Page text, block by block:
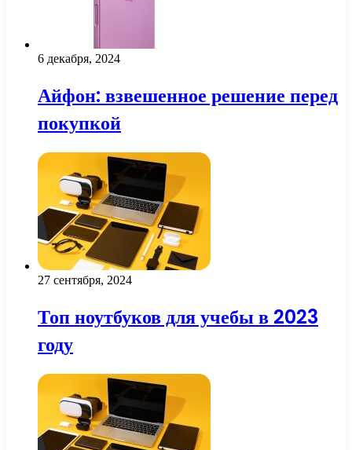
6 декабря, 2024
Айфон: взвешенное решение перед
покупкой
27 сентября, 2024
Топ ноутбуков для учебы в 2023
году